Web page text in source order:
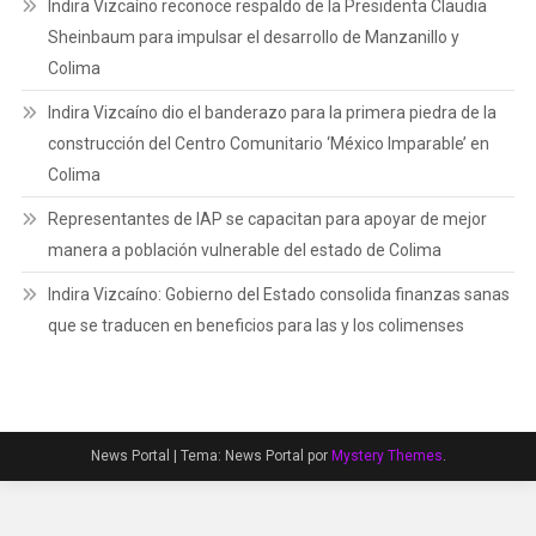
Indira Vizcaíno reconoce respaldo de la Presidenta Claudia
Sheinbaum para impulsar el desarrollo de Manzanillo y
Colima
Indira Vizcaíno dio el banderazo para la primera piedra de la
construcción del Centro Comunitario ‘México Imparable’ en
Colima
Representantes de IAP se capacitan para apoyar de mejor
manera a población vulnerable del estado de Colima
Indira Vizcaíno: Gobierno del Estado consolida finanzas sanas
que se traducen en beneficios para las y los colimenses
News Portal | Tema: News Portal por Mystery Themes